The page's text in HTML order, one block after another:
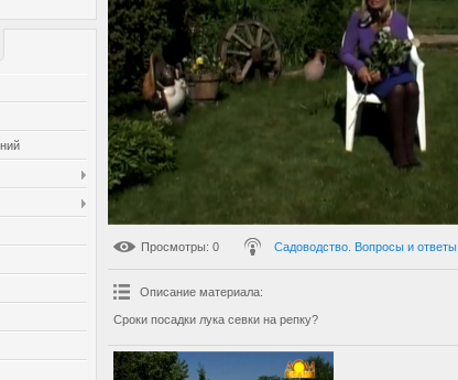
Просмотры: 0 Садоводство. Вопросы и ответы
Описание материала:
Сроки посадки лука севки на репку?